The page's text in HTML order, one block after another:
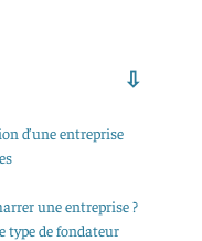
d’une entreprise
une entreprise ?
type de fondateur